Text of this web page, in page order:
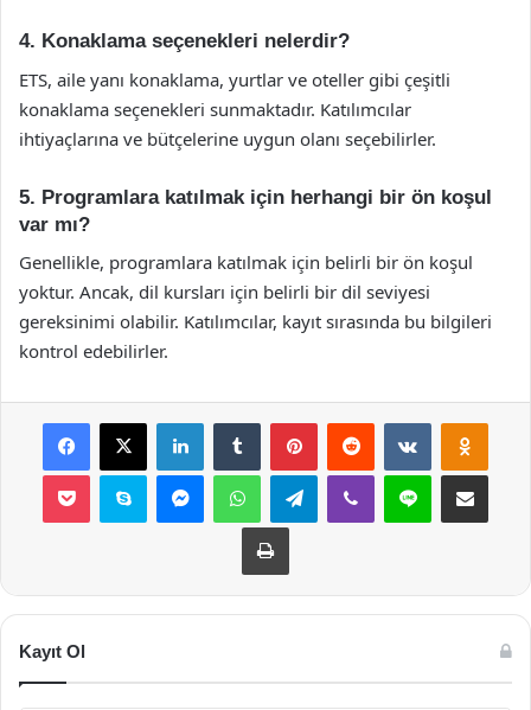
4. Konaklama seçenekleri nelerdir?
ETS, aile yanı konaklama, yurtlar ve oteller gibi çeşitli
konaklama seçenekleri sunmaktadır. Katılımcılar
ihtiyaçlarına ve bütçelerine uygun olanı seçebilirler.
5. Programlara katılmak için herhangi bir ön koşul
var mı?
Genellikle, programlara katılmak için belirli bir ön koşul
yoktur. Ancak, dil kursları için belirli bir dil seviyesi
gereksinimi olabilir. Katılımcılar, kayıt sırasında bu bilgileri
kontrol edebilirler.
Facebook
X LinkedInTumblr PinterestReddit VKontakte
Pocket Skype MessengerWhatsAppTelegramViber Line E-Posta ile
Yazdır
Kayıt Ol